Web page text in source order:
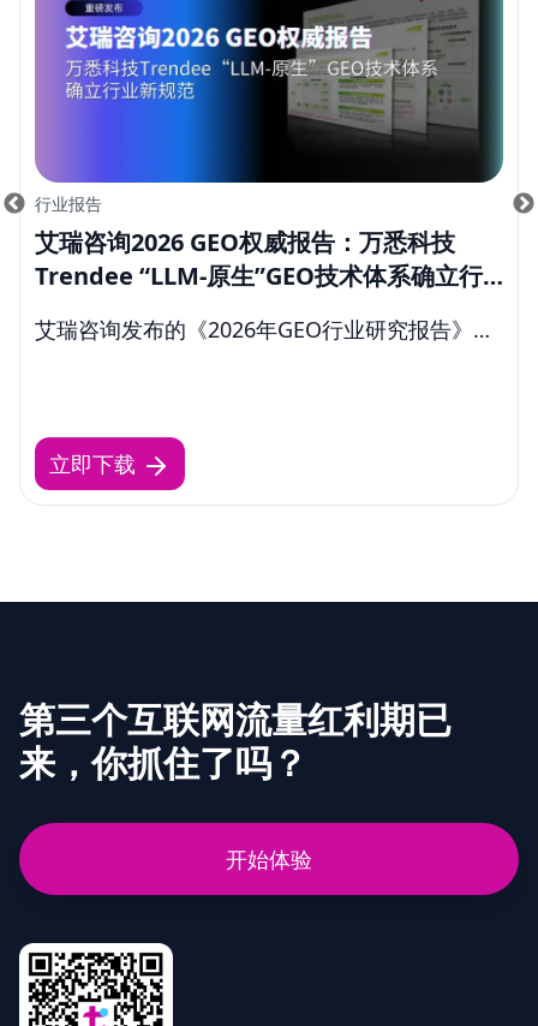
行业报告
艾瑞咨询2026 GEO权威报告：万悉科技
Trendee “LLM-原生”GEO技术体系确立行
艾瑞咨询发布的《2026年GEO行业研究报告》，
立即下载
第三个互联网流量红利期已
来，你抓住了吗？
开始体验